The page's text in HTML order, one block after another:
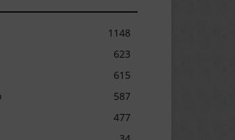
1148
623
615
587
477